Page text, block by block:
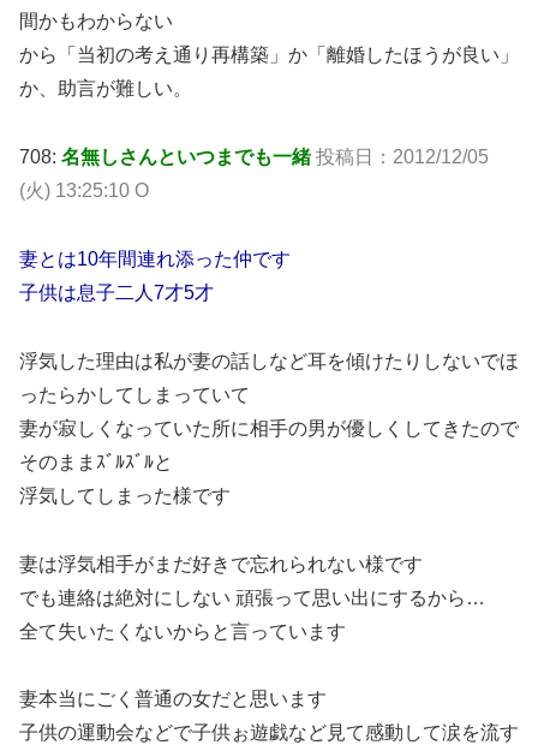
間かもわからない
から「当初の考え通り再構築」か「離婚したほうが良い」
か、助言が難しい。
708: 名無しさんといつまでも一緒投稿日：2012/12/05
(火) 13:25:10 O
妻とは10年間連れ添った仲です
子供は息子二人7才5才
浮気した理由は私が妻の話しなど耳を傾けたりしないでほ
ったらかしてしまっていて
妻が寂しくなっていた所に相手の男が優しくしてきたので
そのままｽﾞﾙｽﾞﾙと
浮気してしまった様です
妻は浮気相手がまだ好きで忘れられない様です
でも連絡は絶対にしない 頑張って思い出にするから…
全て失いたくないからと言っています
妻本当にごく普通の女だと思います
子供の運動会などで子供ぉ遊戯など見て感動して涙を流す